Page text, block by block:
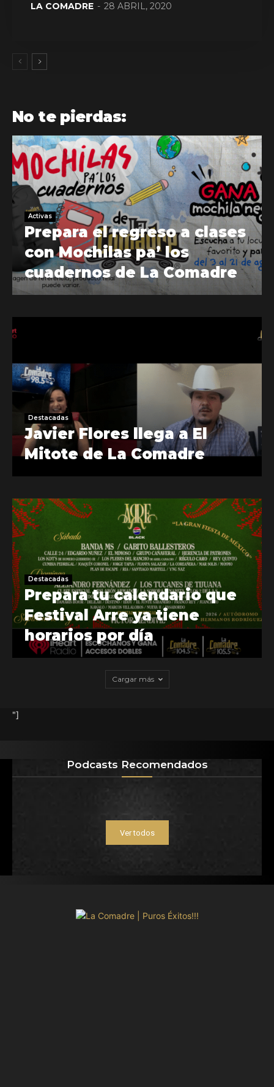
LA COMADRE - 28 ABRIL, 2020
No te pierdas:
Activas
Prepara el regreso a clases
con Mochilas pa’ los
cuadernos de La Comadre
Destacadas
Javier Flores llega a El
Mitote de La Comadre
Destacadas
Prepara tu calendario que
Festival Arre ya tiene
horarios por día
Cargar más
"]
Podcasts Recomendados
Ver todos